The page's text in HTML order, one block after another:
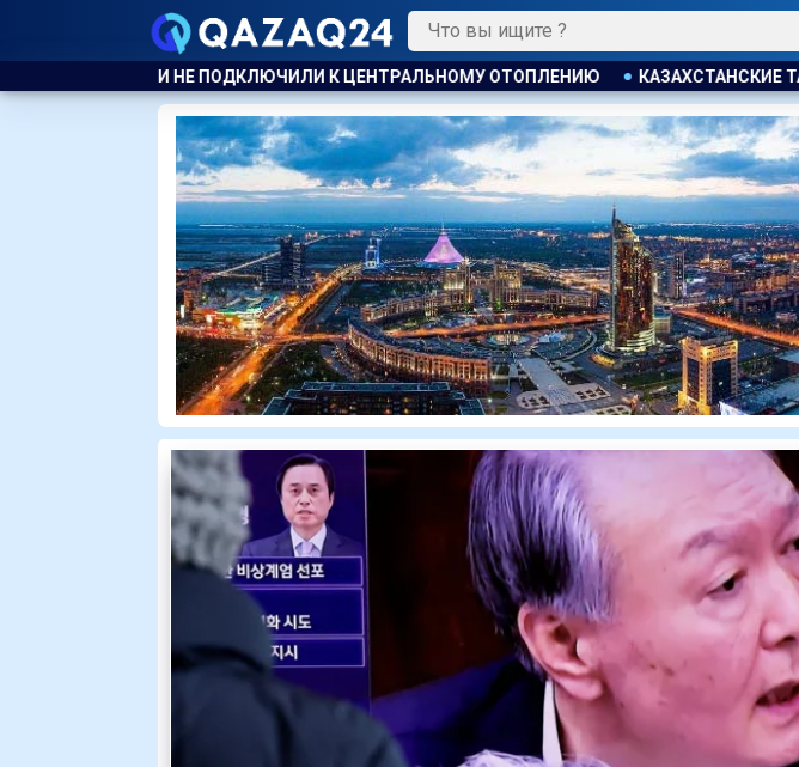
К ЦЕНТРАЛЬНОМУ ОТОПЛЕНИЮ КАЗАХСТАНСКИЕ ТАЕКВОНДИСТЫ ЗАВОЕВАЛИ ЧЕТЫРЕ